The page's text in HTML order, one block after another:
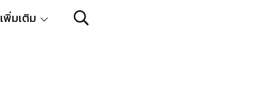
เพิ่มเติม